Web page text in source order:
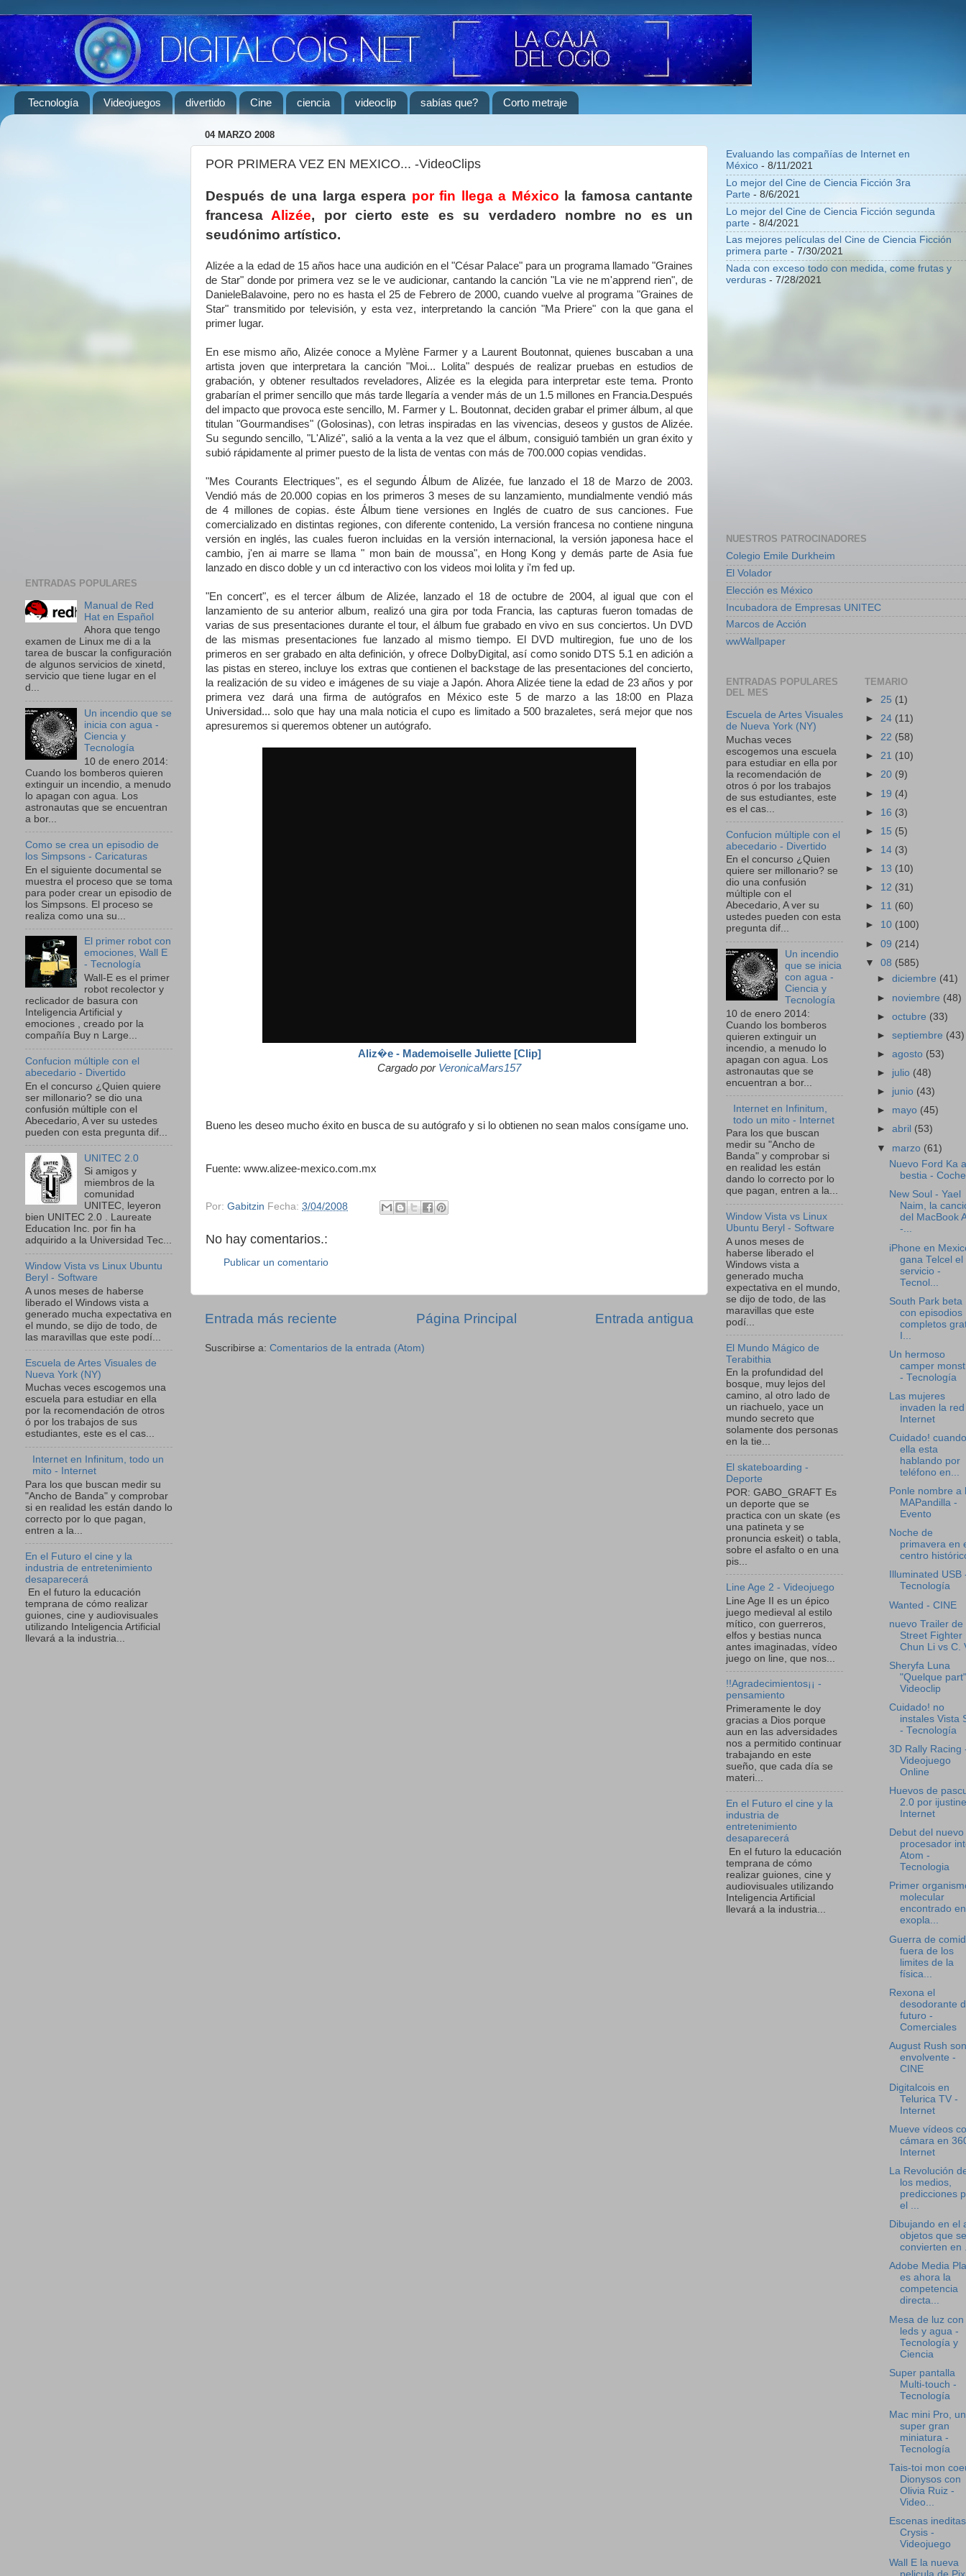
Tecnología Videojuegos divertido Cine ciencia videoclip sabías que? Corto metraje
04 MARZO 2008
POR PRIMERA VEZ EN MEXICO... -VideoClips
Después de una larga espera por fin llega a México la famosa cantante
francesa Alizée, por cierto este es su verdadero nombre no es un
seudónimo artístico.
Alizée a la edad de 15 años hace una audición en el "César Palace" para un programa llamado "Graines
de Star" donde por primera vez se le ve audicionar, cantando la canción "La vie ne m'apprend rien", de
DanieleBalavoine, pero no es hasta el 25 de Febrero de 2000, cuando vuelve al programa "Graines de
Star" transmitido por televisión, y esta vez, interpretando la canción "Ma Priere" con la que gana el
primer lugar.
En ese mismo año, Alizée conoce a Mylène Farmer y a Laurent Boutonnat, quienes buscaban a una
artista joven que interpretara la canción "Moi... Lolita" después de realizar pruebas en estudios de
grabación, y obtener resultados reveladores, Alizée es la elegida para interpretar este tema. Pronto
grabarían el primer sencillo que más tarde llegaría a vender más de un 1.5 millones en Francia.Después
del impacto que provoca este sencillo, M. Farmer y L. Boutonnat, deciden grabar el primer álbum, al que
titulan "Gourmandises" (Golosinas), con letras inspiradas en las vivencias, deseos y gustos de Alizée.
Su segundo sencillo, "L'Alizé", salió a la venta a la vez que el álbum, consiguió también un gran éxito y
subió rápidamente al primer puesto de la lista de ventas con más de 700.000 copias vendidas.
"Mes Courants Electriques", es el segundo Álbum de Alizée, fue lanzado el 18 de Marzo de 2003.
Vendió más de 20.000 copias en los primeros 3 meses de su lanzamiento, mundialmente vendió más
de 4 millones de copias. éste Álbum tiene versiones en Inglés de cuatro de sus canciones. Fue
comercializado en distintas regiones, con diferente contenido, La versión francesa no contiene ninguna
versión en inglés, las cuales fueron incluidas en la versión internacional, la versión japonesa hace el
cambio, j'en ai marre se llama " mon bain de moussa", en Hong Kong y demás parte de Asia fue
lanzado en disco doble y un cd interactivo con los videos moi lolita y i'm fed up.
"En concert", es el tercer álbum de Alizée, lanzado el 18 de octubre de 2004, al igual que con el
lanzamiento de su anterior album, realizó una gira por toda Francia, las capturas fueron tomadas de
varias de sus presentaciones durante el tour, el álbum fue grabado en vivo en sus conciertos. Un DVD
de las mismas presentaciones fue lanzado al mismo tiempo. El DVD multiregion, fue uno de los
primeros en ser grabado en alta definición, y ofrece DolbyDigital, así como sonido DTS 5.1 en adición a
las pistas en stereo, incluye los extras que contienen el backstage de las presentaciones del concierto,
la realización de su video e imágenes de su viaje a Japón. Ahora Alizée tiene la edad de 23 años y por
primera vez dará una firma de autógrafos en México este 5 de marzo a las 18:00 en Plaza
Universidad... solo que hay una mala noticia el cupo es limitado a 500 brazaletes, será mejor que nos
apresuremos si queremos obtener un autógrafo.
Aliz�e - Mademoiselle Juliette [Clip]
Cargado por VeronicaMars157
Bueno les deseo mucho éxito en busca de su autógrafo y si lo obtienen no sean malos consígame uno.
Fuente: www.alizee-mexico.com.mx
Por: Gabitzin Fecha: 3/04/2008
No hay comentarios.:
Publicar un comentario
Entrada más reciente Entrada antigua
Página Principal
Suscribirse a: Comentarios de la entrada (Atom)
ENTRADAS POPULARES
Manual de Red
Hat en Español
Ahora que tengo
examen de Linux me di a la
tarea de buscar la configuración
de algunos servicios de xinetd,
servicio que tiene lugar en el
d...
Un incendio que se
inicia con agua -
Ciencia y
Tecnología
10 de enero 2014:
Cuando los bomberos quieren
extinguir un incendio, a menudo
lo apagan con agua. Los
astronautas que se encuentran
a bor...
Como se crea un episodio de
los Simpsons - Caricaturas
En el siguiente documental se
muestra el proceso que se toma
para poder crear un episodio de
los Simpsons. El proceso se
realiza como una su...
El primer robot con
emociones, Wall E
- Tecnología
Wall-E es el primer
robot recolector y
reclicador de basura con
Inteligencia Artificial y
emociones , creado por la
compañía Buy n Large...
Confucion múltiple con el
abecedario - Divertido
En el concurso ¿Quien quiere
ser millonario? se dio una
confusión múltiple con el
Abecedario, A ver su ustedes
pueden con esta pregunta dif...
UNITEC 2.0
Si amigos y
miembros de la
comunidad
UNITEC, leyeron
bien UNITEC 2.0 . Laureate
Education Inc. por fin ha
adquirido a la Universidad Tec...
Window Vista vs Linux Ubuntu
Beryl - Software
A unos meses de haberse
liberado el Windows vista a
generado mucha expectativa en
el mundo, se dijo de todo, de
las maravillas que este podí...
Escuela de Artes Visuales de
Nueva York (NY)
Muchas veces escogemos una
escuela para estudiar en ella
por la recomendación de otros
ó por los trabajos de sus
estudiantes, este es el cas...
Internet en Infinitum, todo un
mito - Internet
Para los que buscan medir su
"Ancho de Banda" y comprobar
si en realidad les están dando lo
correcto por lo que pagan,
entren a la...
En el Futuro el cine y la
industria de entretenimiento
desaparecerá
En el futuro la educación
temprana de cómo realizar
guiones, cine y audiovisuales
utilizando Inteligencia Artificial
llevará a la industria...
Evaluando las compañías de Internet en
México - 8/11/2021
Lo mejor del Cine de Ciencia Ficción 3ra
Parte - 8/6/2021
Lo mejor del Cine de Ciencia Ficción segunda
parte - 8/4/2021
Las mejores películas del Cine de Ciencia Ficción
primera parte - 7/30/2021
Nada con exceso todo con medida, come frutas y
verduras - 7/28/2021
NUESTROS PATROCINADORES
Colegio Emile Durkheim
El Volador
Elección es México
Incubadora de Empresas UNITEC
Marcos de Acción
wwWallpaper
ENTRADAS POPULARES
DEL MES
Escuela de Artes Visuales
de Nueva York (NY)
Muchas veces
escogemos una escuela
para estudiar en ella por
la recomendación de
otros ó por los trabajos
de sus estudiantes, este
es el cas...
Confucion múltiple con el
abecedario - Divertido
En el concurso ¿Quien
quiere ser millonario? se
dio una confusión
múltiple con el
Abecedario, A ver su
ustedes pueden con esta
pregunta dif...
Un incendio
que se inicia
con agua -
Ciencia y
Tecnología
10 de enero 2014:
Cuando los bomberos
quieren extinguir un
incendio, a menudo lo
apagan con agua. Los
astronautas que se
encuentran a bor...
Internet en Infinitum,
todo un mito - Internet
Para los que buscan
medir su "Ancho de
Banda" y comprobar si
en realidad les están
dando lo correcto por lo
que pagan, entren a la...
Window Vista vs Linux
Ubuntu Beryl - Software
A unos meses de
haberse liberado el
Windows vista a
generado mucha
expectativa en el mundo,
se dijo de todo, de las
maravillas que este
podí...
El Mundo Mágico de
Terabithia
En la profundidad del
bosque, muy lejos del
camino, al otro lado de
un riachuelo, yace un
mundo secreto que
solamente dos personas
en la tie...
El skateboarding -
Deporte
POR: GABO_GRAFT Es
un deporte que se
practica con un skate (es
una patineta y se
pronuncia eskeit) o tabla,
sobre el asfalto o en una
pis...
Line Age 2 - Videojuego
Line Age II es un épico
juego medieval al estilo
mítico, con guerreros,
elfos y bestias nunca
antes imaginadas, vídeo
juego on line, que nos...
!!Agradecimientos¡¡ -
pensamiento
Primeramente le doy
gracias a Dios porque
aun en las adversidades
nos a permitido continuar
trabajando en este
sueño, que cada día se
materi...
En el Futuro el cine y la
industria de
entretenimiento
desaparecerá
En el futuro la educación
temprana de cómo
realizar guiones, cine y
audiovisuales utilizando
Inteligencia Artificial
llevará a la industria...
TEMARIO
► 25 (1)
► 24 (11)
► 22 (58)
► 21 (10)
► 20 (9)
► 19 (4)
► 16 (3)
► 15 (5)
► 14 (3)
► 13 (10)
► 12 (31)
► 11 (60)
► 10 (100)
► 09 (214)
▼ 08 (585)
►diciembre (41)
► noviembre (48)
►octubre (33)
►septiembre (43)
►agosto (53)
► julio (48)
► junio (43)
► mayo (45)
►abril (53)
▼ marzo (61)
Nuevo Ford Ka
bestia -
New Soul - Yael
Naim, la
del MacBook
-...
iPhone en
gana Telcel el
servicio -
Tecnol...
South Park beta
con episodios
completos
I...
Un hermoso
camper
- Tecnología
Las mujeres
invaden la
Internet
Cuidado! cuando
ella esta
hablando por
teléfono en...
Ponle nombre a
MAPandilla -
Evento
Noche de
primavera en
centro
Illuminated USB
Tecnología
Wanted - CINE
nuevo Trailer de
Street Fighter
Chun Li vs C.
Sheryfa Luna
"Quelque
Videoclip
Cuidado! no
instales Vista
- Tecnología
3D Rally Racing
Videojuego
Online
Huevos de
2.0 por
Internet
Debut del nuevo
procesador
Atom -
Tecnologia
Primer
molecular
encontrado
exopla...
Guerra de
fuera de los
limites de la
física...
Rexona el
desodorante
futuro -
Comerciales
August Rush
envolvente -
CINE
Digitalcois en
Telurica TV -
Internet
Mueve vídeos
cámara en
Internet
La Revolución
los medios,
predicciones
el ...
Dibujando en el
objetos que se
convierten en
Adobe Media
es ahora la
competencia
directa...
Mesa de luz con
leds y agua -
Tecnología y
Ciencia
Super pantalla
Multi-touch -
Tecnología
Mac mini Pro,
super gran
miniatura -
Tecnología
Tais-toi mon
Dionysos con
Olivia Ruiz -
Video...
Escenas
Crysis -
Videojuego
Wall E la nueva